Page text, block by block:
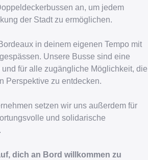
an, um jedem
der Stadt zu ermöglichen.
in deinem eigenen Tempo mit
Unsere Busse sind eine
für alle zugängliche Möglichkeit, die
Perspektive zu entdecken.
setzen wir uns außerdem für
und solidarische
dich an Bord willkommen zu